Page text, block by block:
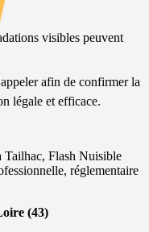
visibles peuvent
afin de confirmer la
légale et efficace.
Tailhac, Flash Nuisible
réglementaire
(43)